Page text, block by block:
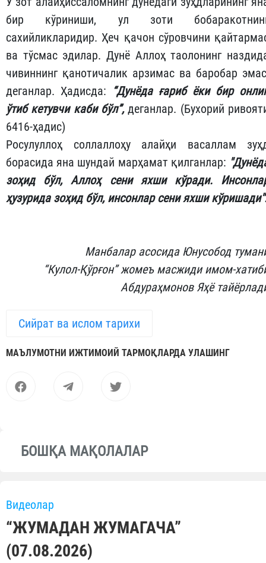
бир кўриниши, ул зоти
сахийликларидир. Ҳеч қачон сўровчини
ва тўсмас эдилар. Дунё Аллоҳ таолонинг
чивиннинг қанотичалик арзимас ва баробар
деганлар. Ҳадисда: “Дунёда ғариб ёки бир
ўтиб кетувчи каби бўл”,деганлар. (Бухорий
6416-ҳадис)
Росулуллоҳ соллаллоҳу алайҳи васаллам
борасида яна шундай марҳамат қилганлар:
зоҳид бўл, Аллоҳ сени яхши кўради.
ҳузурида зоҳид бўл, инсонлар сени яхши
Манбалар асосида Юнусобод
“Кулол-Қўрғон” жомеъ масжиди имом-
Абдураҳмонов Яҳё
Сийрат ва ислом тарихи
МАЪЛУМОТНИ ИЖТИМОИЙ ТАРМОҚЛАРДА УЛАШИНГ
БОШҚА МАҚОЛАЛАР
Видеолар
“ЖУМАДАН ЖУМАГАЧА”
(07.08.2026)